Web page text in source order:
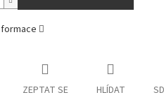
ZEPTAT SE HLÍDAT